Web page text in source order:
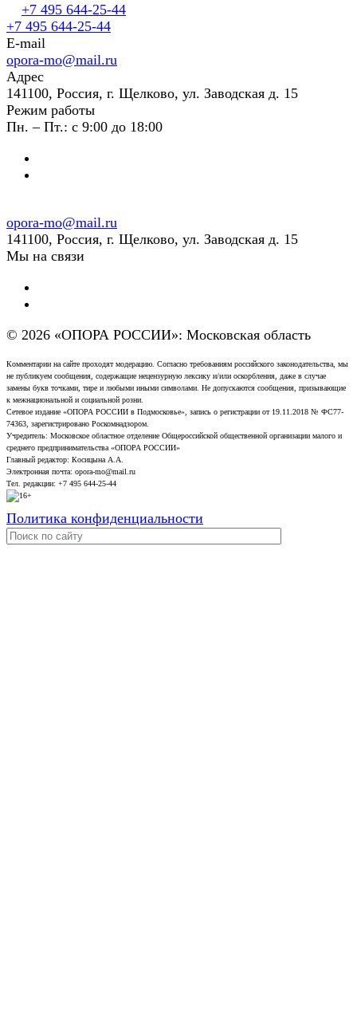
+7 495 644-25-44
+7 495 644-25-44
E-mail
opora-mo@mail.ru
Адрес
141100, Россия, г. Щелково, ул. Заводская д. 15
Режим работы
Пн. – Пт.: с 9:00 до 18:00
opora-mo@mail.ru
141100, Россия, г. Щелково, ул. Заводская д. 15
Мы на связи
© 2026 «ОПОРА РОССИИ»: Московская область
Комментарии на сайте проходят модерацию. Согласно требованиям российского законодательства, мы
не публикуем сообщения, содержащие нецензурную лексику и/или оскорбления, даже в случае
замены букв точками, тире и любыми иными символами. Не допускаются сообщения, призывающие
к межнациональной и социальной розни.
Сетевое издание «ОПОРА РОССИИ в Подмосковье», запись о регистрации от 19.11.2018 № ФС77-
74363, зарегистрировано Роскомнадзором.
Учредитель: Московское областное отделение Общероссийской общественной организации малого и
среднего предпринимательства «ОПОРА РОССИИ»
Главный редактор: Косицына А.А.
Электронная почта: opora-mo@mail.ru
Тел. редакции: +7 495 644-25-44
Политика конфиденциальности